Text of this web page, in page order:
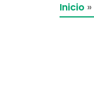
Inicio »